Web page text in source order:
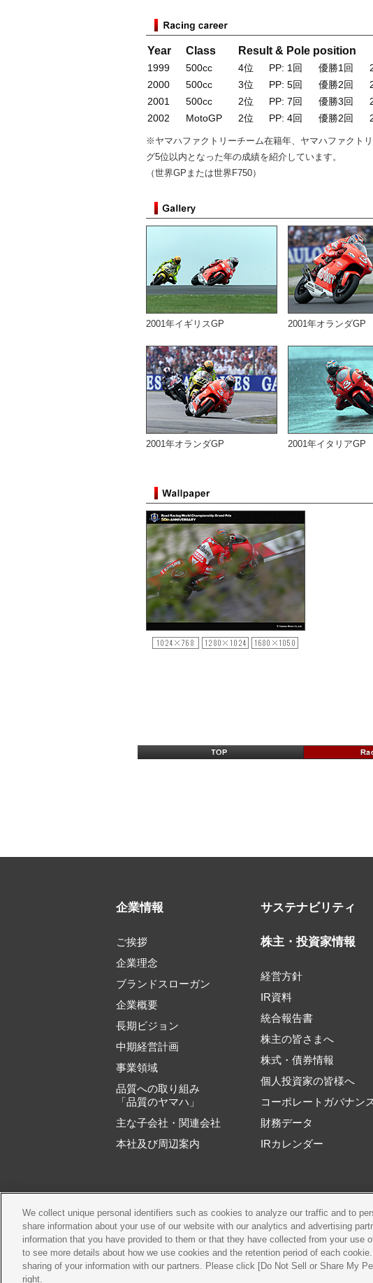
Year Class Result & Pole position
1999 500cc 4位 PP: 1回 優勝1回
2000
500cc 3位 PP: 5回 優勝2回
2001
500cc 2位 PP: 7回 優勝3回
2002
MotoGP 2位 PP: 4回 優勝2回
※ヤマハファクトリーチーム在籍年、ヤマハファクト
グ5位以内となった年の成績を紹介しています。
（世界GPまたは世界F750）
2001年イギリスGP 2001年オランダGP
2001年オランダGP 2001年イタリアGP
企業情報
ご挨拶
企業理念
ブランドスローガン
企業概要
長期ビジョン
中期経営計画
事業領域
品質への取り組み
「品質のヤマハ」
主な子会社・関連会社
本社及び周辺案内
サステナビリティ
株主・投資家情報
経営方針
IR資料
統合報告書
株主の皆さまへ
株式・債券情報
個人投資家の皆様へ
コーポレートガバナン
財務データ
IRカレンダー
ご利用規約 推奨環境
We collect unique personal identifiers such as cookies to analyze our traffic and to
share information about your use of our website with our analytics and advertising
information that you have provided to them or that they have collected from your use
to see more details about how we use cookies and the retention period of each
sharing of your information with our partners. Please click [Do Not Sell or Share My
right.